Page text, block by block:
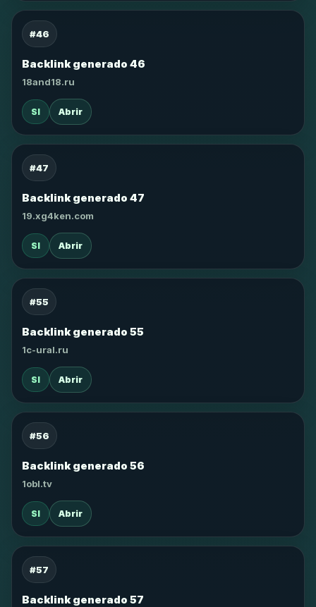
#46
Backlink generado 46
18and18.ru
SI Abrir
#47
Backlink generado 47
19.xg4ken.com
SI Abrir
#55
Backlink generado 55
1c-ural.ru
SI Abrir
#56
Backlink generado 56
1obl.tv
SI Abrir
#57
Backlink generado 57